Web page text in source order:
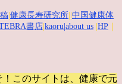
健康長寿研究所 中国健康体
書店 kaoru |about us HP
このサイトは、健康で元